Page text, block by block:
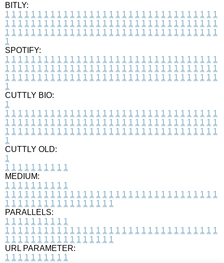
BITLY:
1 1 1 1 1 1 1 1 1 1 1 1 1 1 1 1 1 1 1 1 1 1 1 1 1 1 1 1 1 1 1 1 1
1 1 1 1 1 1 1 1 1 1 1 1 1 1 1 1 1 1 1 1 1 1 1 1 1 1 1 1 1 1 1 1 1
1 1 1 1 1 1 1 1 1 1 1 1 1 1 1 1 1 1 1 1 1 1 1 1 1 1 1 1 1 1 1 1 1
1
SPOTIFY:
1 1 1 1 1 1 1 1 1 1 1 1 1 1 1 1 1 1 1 1 1 1 1 1 1 1 1 1 1 1 1 1 1
1 1 1 1 1 1 1 1 1 1 1 1 1 1 1 1 1 1 1 1 1 1 1 1 1 1 1 1 1 1 1 1 1
1 1 1 1 1 1 1 1 1 1 1 1 1 1 1 1 1 1 1 1 1 1 1 1 1 1 1 1 1 1 1 1 1
1
CUTTLY BIO:
1
1 1 1 1 1 1 1 1 1 1 1 1 1 1 1 1 1 1 1 1 1 1 1 1 1 1 1 1 1 1 1 1 1
1 1 1 1 1 1 1 1 1 1 1 1 1 1 1 1 1 1 1 1 1 1 1 1 1 1 1 1 1 1 1 1 1
1 1 1 1 1 1 1 1 1 1 1 1 1 1 1 1 1 1 1 1 1 1 1 1 1 1 1 1 1 1 1 1 1
1
CUTTLY OLD:
1
1 1 1 1 1 1 1 1 1 1
MEDIUM:
1 1 1 1 1 1 1 1 1 1
1 1 1 1 1 1 1 1 1 1 1 1 1 1 1 1 1 1 1 1 1 1 1 1 1 1 1 1 1 1 1 1 1
1 1 1 1 1 1 1 1 1 1 1 1 1 1 1 1 1
PARALLELS:
1 1 1 1 1 1 1 1 1 1
1 1 1 1 1 1 1 1 1 1 1 1 1 1 1 1 1 1 1 1 1 1 1 1 1 1 1 1 1 1 1 1 1
1 1 1 1 1 1 1 1 1 1 1 1 1 1 1 1 1
URL PARAMETER:
1 1 1 1 1 1 1 1 1 1